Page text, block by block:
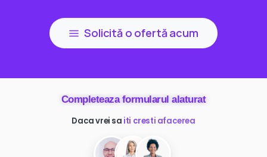
Solicită o ofertă acum
Completeaza formularul alaturat
Daca vrei sa ai mai multi clienti